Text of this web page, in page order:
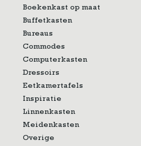
Boekenkast op maat
Buffetkasten
Bureaus
Commodes
Computerkasten
Dressoirs
Eetkamertafels
Inspiratie
Linnenkasten
Meidenkasten
Overige